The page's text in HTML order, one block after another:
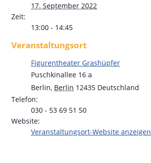
17. September 2022
Zeit:
13:00 - 14:45
Veranstaltungsort
Figurentheater Grashüpfer
Puschkinallee 16 a
Berlin, Berlin 12435 Deutschland
Telefon:
030 - 53 69 51 50
Website:
Veranstaltungsort-Website anzeigen